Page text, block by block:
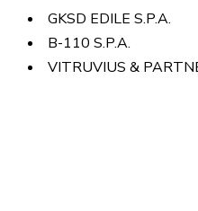
GKSD EDILE S.P.A.
B-110 S.P.A.
VITRUVIUS &